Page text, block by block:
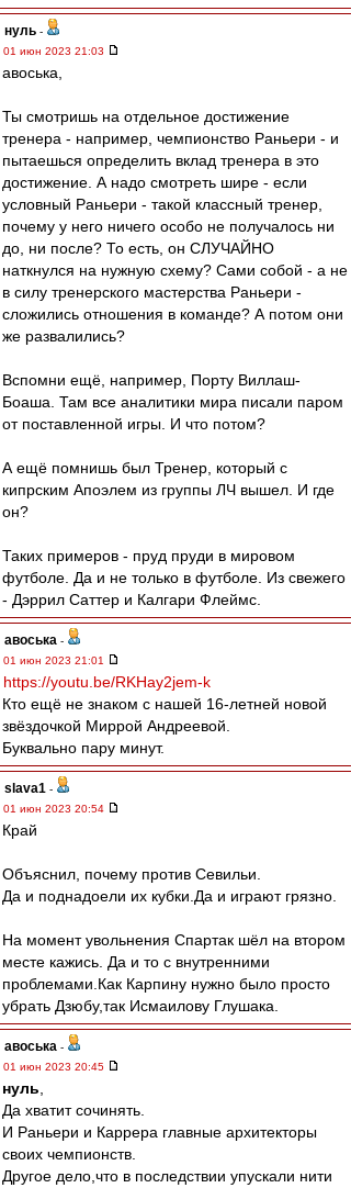
нуль -
01 июн 2023 21:03
авоська,
Ты смотришь на отдельное достижение
тренера - например, чемпионство Раньери - и
пытаешься определить вклад тренера в это
достижение. А надо смотреть шире - если
условный Раньери - такой классный тренер,
почему у него ничего особо не получалось ни
до, ни после? То есть, он СЛУЧАЙНО
наткнулся на нужную схему? Сами собой - а не
в силу тренерского мастерства Раньери -
сложились отношения в команде? А потом они
же развалились?
Вспомни ещё, например, Порту Виллаш-
Боаша. Там все аналитики мира писали паром
от поставленной игры. И что потом?
А ещё помнишь был Тренер, который с
кипрским Апоэлем из группы ЛЧ вышел. И где
он?
Таких примеров - пруд пруди в мировом
футболе. Да и не только в футболе. Из свежего
- Дэррил Саттер и Калгари Флеймс.
авоська -
01 июн 2023 21:01
https://youtu.be/RKHay2jem-k
Кто ещё не знаком с нашей 16-летней новой
звёздочкой Миррой Андреевой.
Буквально пару минут.
slava1 -
01 июн 2023 20:54
Край
Объяснил, почему против Севильи.
Да и поднадоели их кубки.Да и играют грязно.
На момент увольнения Спартак шёл на втором
месте кажись. Да и то с внутренними
проблемами.Как Карпину нужно было просто
убрать Дзюбу,так Исмаилову Глушака.
авоська -
01 июн 2023 20:45
нуль
Да хватит сочинять.
И Раньери и Каррера главные архитекторы
своих чемпионств.
Другое дело,что в последствии упускали нити